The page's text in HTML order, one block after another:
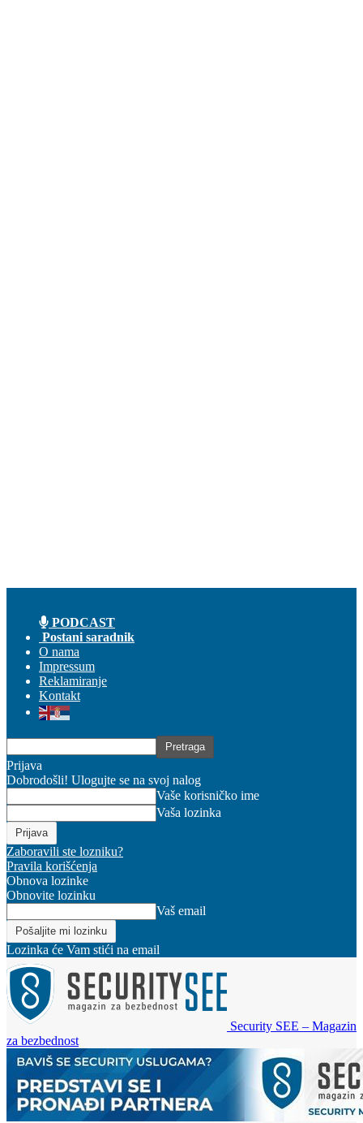
PODCAST
Postani saradnik
O nama
Impressum
Reklamiranje
Kontakt
Prijava
Dobrodošli! Ulogujte se na svoj nalog
Vaše korisničko ime
Vaša lozinka
Zaboravili ste lozniku?
Pravila korišćenja
Obnova lozinke
Obnovite lozinku
Vaš email
Lozinka će Vam stići na email
Security SEE – Magazin
za bezbednost